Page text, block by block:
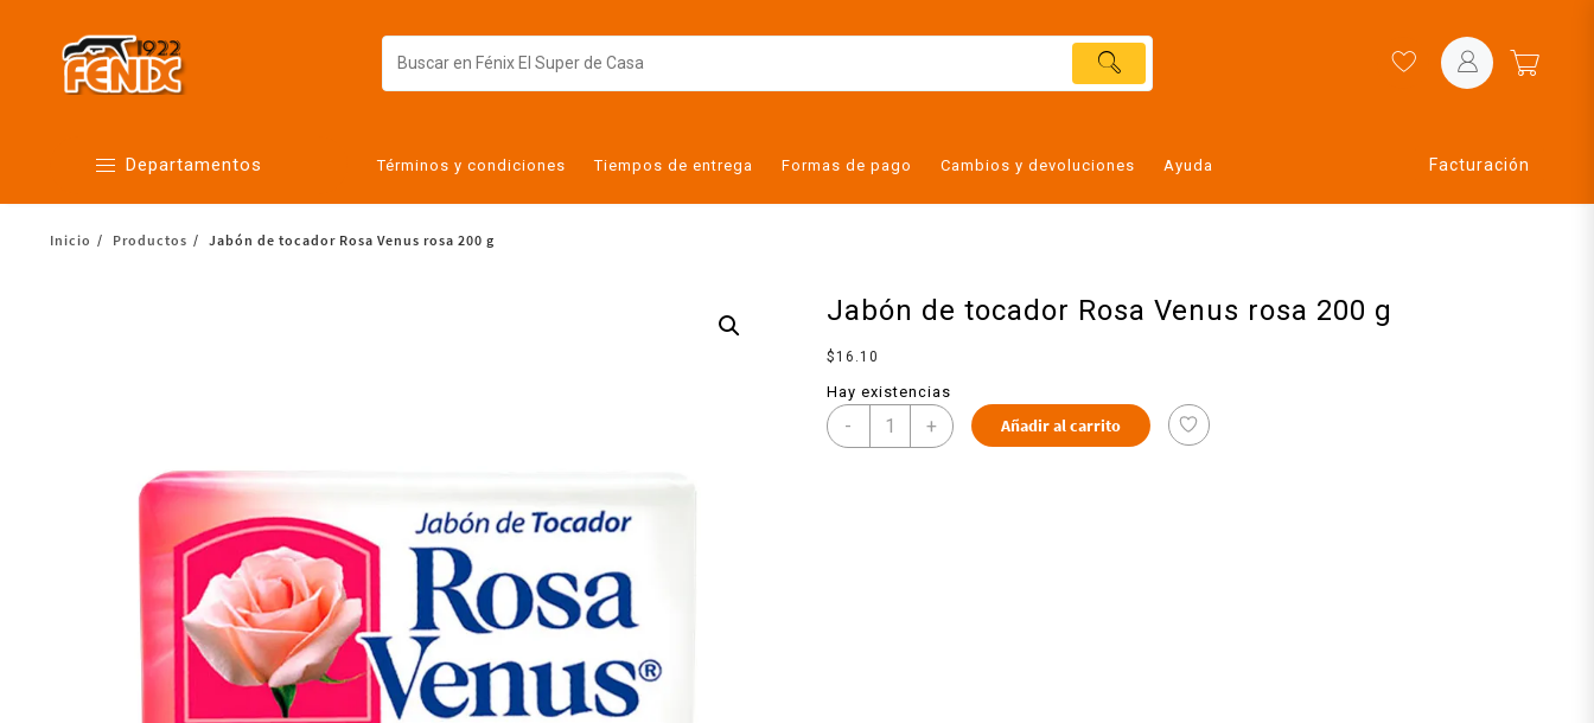
Departamentos
Alimentos
Cuidado personal
Limpieza del hogar
Términos y condiciones Tiempos de entrega Formas de pago Cambios y devoluciones Ayuda Facturación
Inicio Productos Jabón de tocador Rosa Venus rosa 200 g
Jabón de tocador Rosa Venus rosa 200 g
$ 16.10
Hay existencias
- + Añadir al carrito